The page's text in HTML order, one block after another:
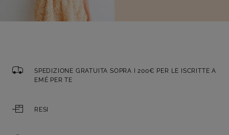
SPEDIZIONE GRATUITA SOPRA I 200€ PER LE ISCRITTE A
EMÉ PER TE
RESI